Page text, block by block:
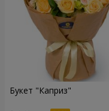
Букет "Каприз"